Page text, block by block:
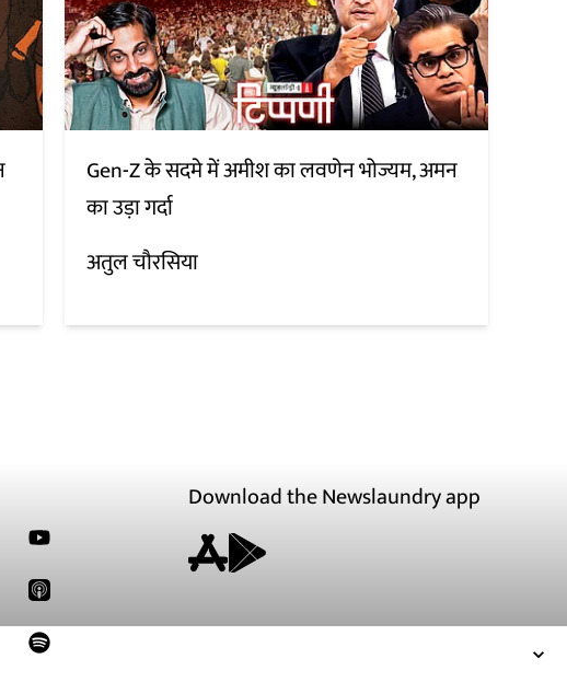
Gen-Z के सदमे में अमीश का लवणेन भोज्यम, अमन
का उड़ा गर्दा
अतुल चौरसिया
Download the Newslaundry app